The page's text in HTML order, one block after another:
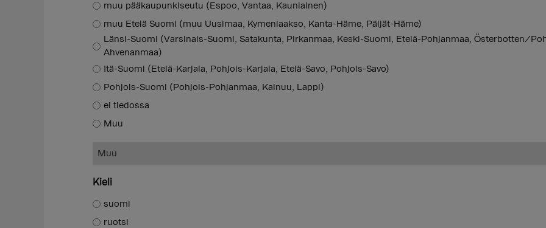
muu pääkaupunkiseutu (Espoo, Vantaa, Kauniainen)
muu Etelä Suomi (muu Uusimaa, Kymenlaakso, Kanta-Häme, Päijät-Häme)
Länsi-Suomi (Varsinais-Suomi, Satakunta, Pirkanmaa, Keski-Suomi, Etelä-Pohjanmaa, Österbotten/
Ahvenanmaa)
Itä-Suomi (Etelä-Karjala, Pohjois-Karjala, Etelä-Savo, Pohjois-Savo)
Pohjois-Suomi (Pohjois-Pohjanmaa, Kainuu, Lappi)
ei tiedossa
Muu
Kieli
suomi
ruotsi